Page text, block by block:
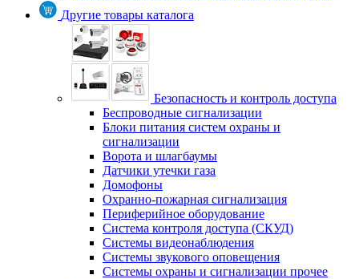
Другие товары каталога
Безопасность и контроль доступа
Беспроводные сигнализации
Блоки питания систем охраны и
сигнализации
Ворота и шлагбаумы
Датчики утечки газа
Домофоны
Охранно-пожарная сигнализация
Периферийное оборудование
Система контроля доступа (СКУД)
Системы видеонаблюдения
Системы звукового оповещения
Системы охраны и сигнализации прочее